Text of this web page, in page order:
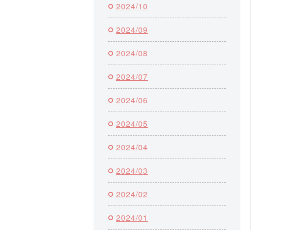
2024/10
2024/09
2024/08
2024/07
2024/06
2024/05
2024/04
2024/03
2024/02
2024/01